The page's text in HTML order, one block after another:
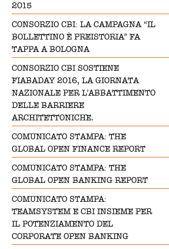
2015
CONSORZIO CBI: LA CAMPAGNA “IL
BOLLETTINO È PREISTORIA” FA
TAPPA A BOLOGNA
CONSORZIO CBI SOSTIENE
FIABADAY 2016, LA GIORNATA
NAZIONALE PER L’ABBATTIMENTO
DELLE BARRIERE
ARCHITETTONICHE.
COMUNICATO STAMPA: THE
GLOBAL OPEN FINANCE REPORT
COMUNICATO STAMPA: THE
GLOBAL OPEN BANKING REPORT
COMUNICATO STAMPA:
TEAMSYSTEM E CBI INSIEME PER
IL POTENZIAMENTO DEL
CORPORATE OPEN BANKING